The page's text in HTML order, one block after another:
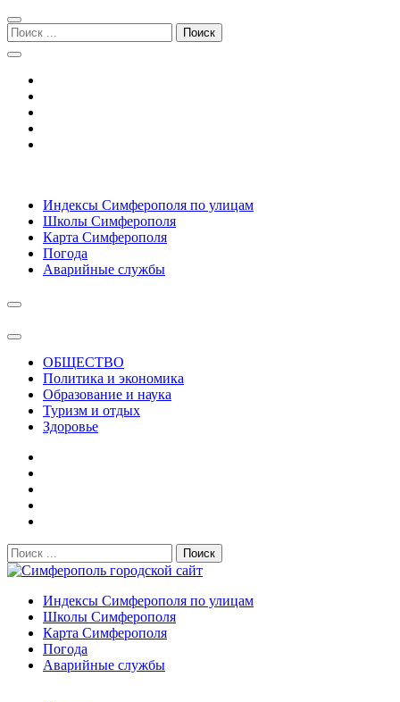
Перейти
к
навигации
Перейти
к
содержимому
Поиск:
Симферополь городской сайт
Индексы Симферополя по улицам
Школы Симферополя
Карта Симферополя
Погода
Аварийные службы
ОБЩЕСТВО
Политика и экономика
Образование и наука
Туризм и отдых
Здоровье
Поиск:
Симферополь городской сайт
Индексы Симферополя по улицам
Школы Симферополя
Карта Симферополя
Погода
Аварийные службы